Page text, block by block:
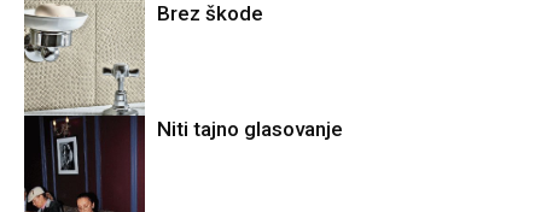
Brez škode
Niti tajno glasovanje